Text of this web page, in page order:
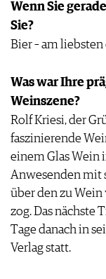
WINE TRADE CLUB
PRESSE
IMPRESSUM
AGB & DATENSCHUTZ
FAQ
Wenn Sie
Sie?
Bier – am
Was war Ihre
Weinszene?
Rolf Kriesi, der
faszinierende
einem Glas Wein
Anwesenden mit
über den zu
zog. Das nächste
Tage danach in
Verlag statt.